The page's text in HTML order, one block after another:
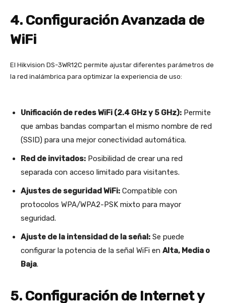
4. Configuración Avanzada de
WiFi
El Hikvision DS-3WR12C permite ajustar diferentes parámetros de
la red inalámbrica para optimizar la experiencia de uso:
Unificación de redes WiFi (2.4 GHz y 5 GHz): Permite
que ambas bandas compartan el mismo nombre de red
(SSID) para una mejor conectividad automática.
Red de invitados: Posibilidad de crear una red
separada con acceso limitado para visitantes.
Ajustes de seguridad WiFi: Compatible con
protocolos WPA/WPA2-PSK mixto para mayor
seguridad.
Ajuste de la intensidad de la señal: Se puede
configurar la potencia de la señal WiFi en Alta, Media o
Baja.
5. Configuración de Internet y